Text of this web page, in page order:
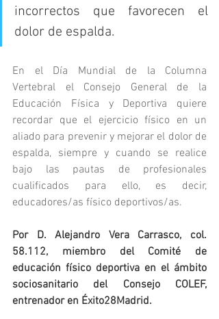
incorrectos que favorecen el
dolor de espalda.
En el Día Mundial de la Columna
Vertebral el Consejo General de la
Educación Física y Deportiva quiere
recordar que el ejercicio físico en un
aliado para prevenir y mejorar el dolor de
espalda, siempre y cuando se realice
bajo las pautas de profesionales
cualificados para ello, es decir,
educadores/as físico deportivos/as.
Por D. Alejandro Vera Carrasco, col.
58.112, miembro del Comité de
educación físico deportiva en el ámbito
sociosanitario del Consejo COLEF,
entrenador en Éxito28Madrid.